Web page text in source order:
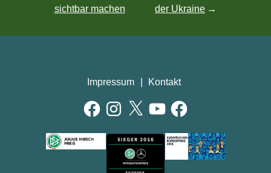
sichtbar machen
der Ukraine
Impressum Kontakt
FacebookInstagram
X YouTubeFacebook
AUSZEICHNUNGEN